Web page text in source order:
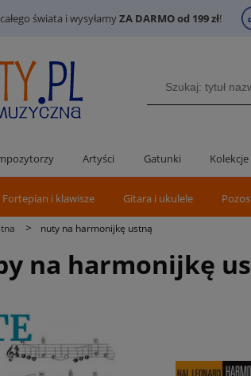
świata i wysyłamyZA DARMO od 199 zł!
Artyści Gatunki Kolekcje
Fortepian i klawisze Gitara i ukulele
> nuty na harmonijkę ustną
na harmonijkę